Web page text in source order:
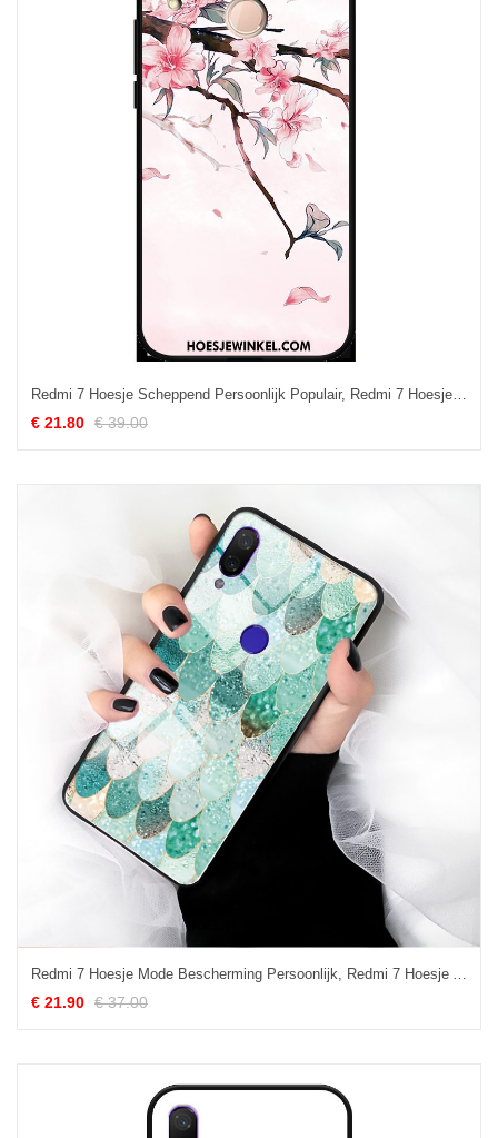
Redmi 7 Hoesje Scheppend Persoonlijk Populair, Redmi 7 Hoesje Anti-fall Rood Beige
€ 21.80 € 39.00
Redmi 7 Hoesje Mode Bescherming Persoonlijk, Redmi 7 Hoesje All Inclusive Trend Beige
€ 21.90 € 37.00